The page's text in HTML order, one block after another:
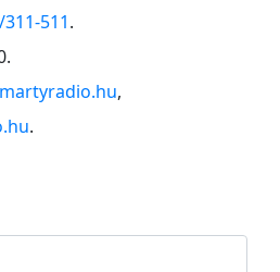
511.
.
,
.